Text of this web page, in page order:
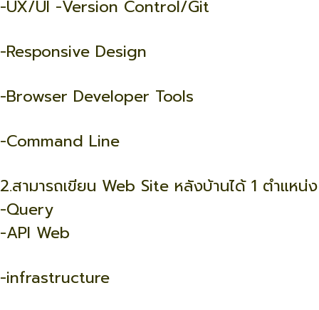
-UX/UI -Version Control/Git
-Responsive Design
-Browser Developer Tools
-Command Line
2.สามารถเขียน Web Site หลังบ้านได้ 1 ตำแหน่ง
-Query
-API Web
-infrastructure